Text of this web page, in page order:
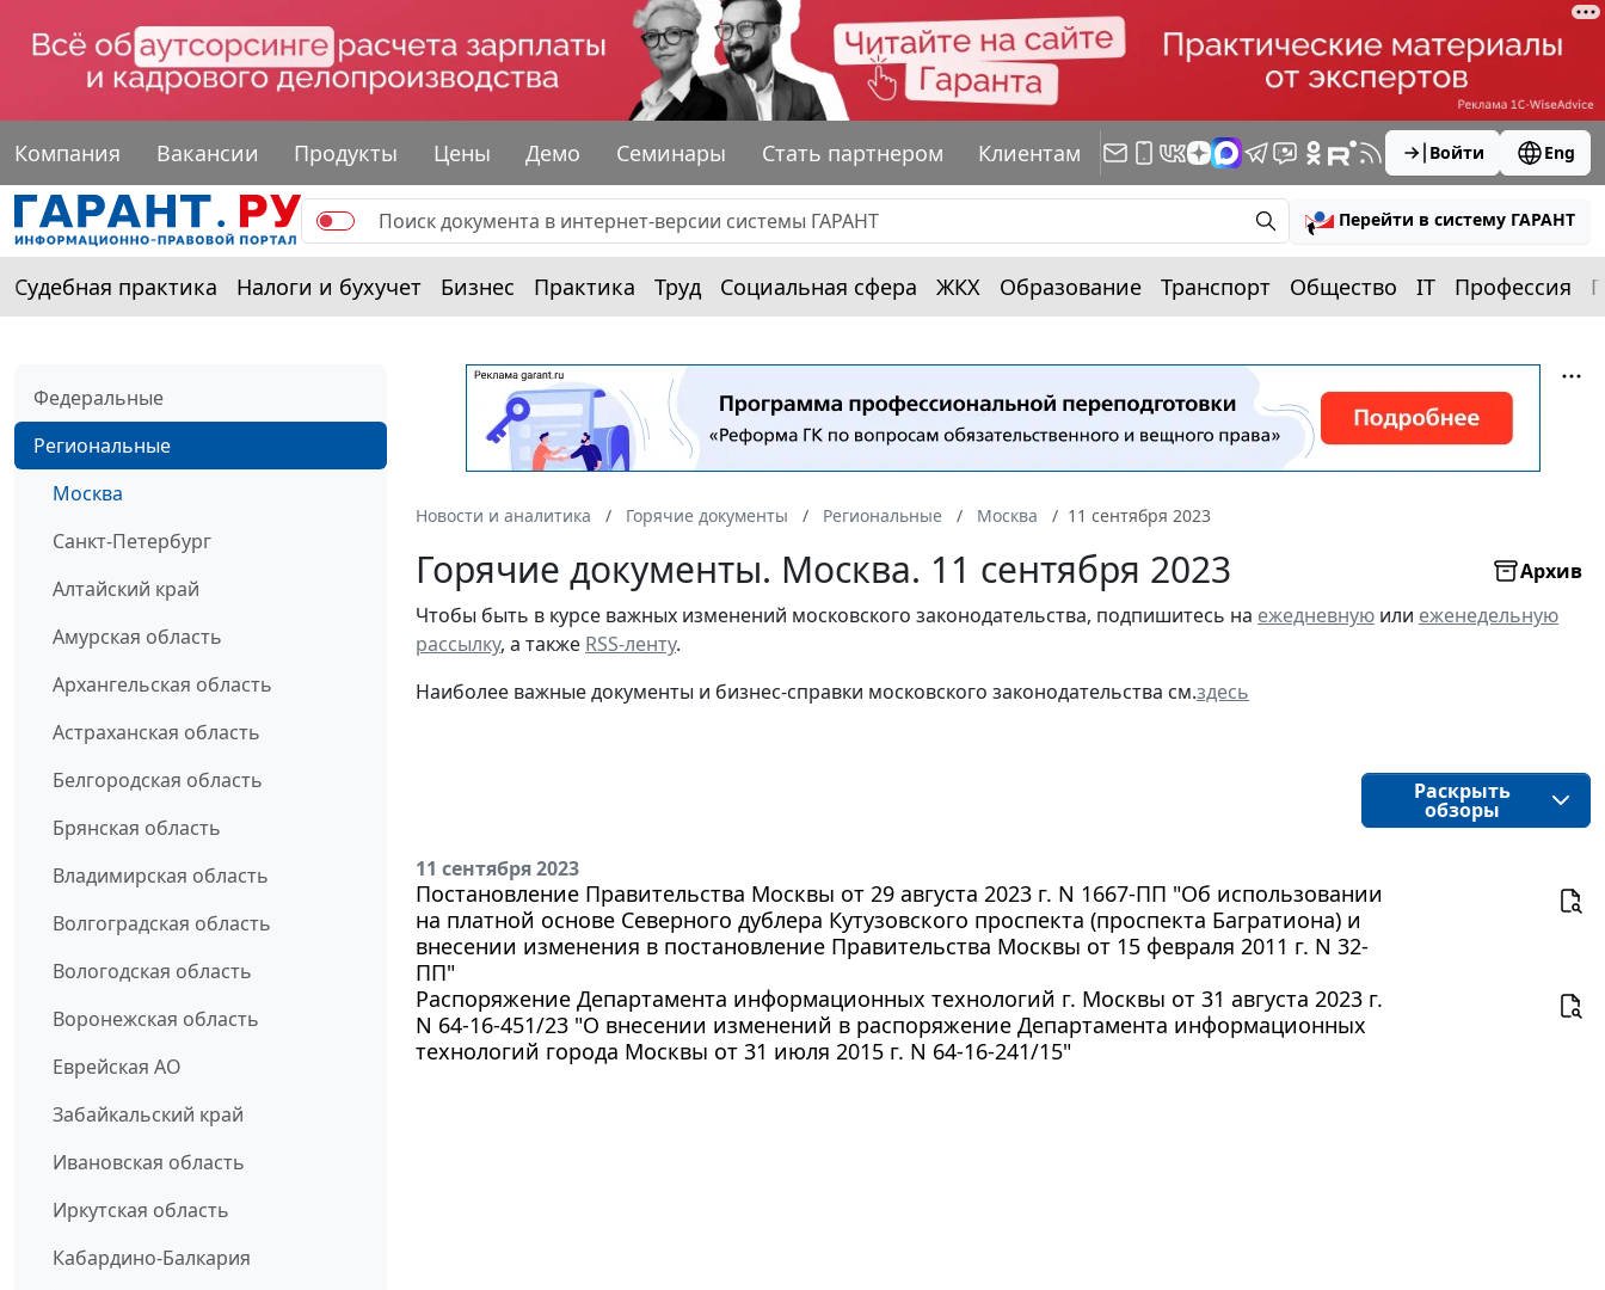
Компания Вакансии Продукты Цены Демо Семинары Стать партнером Клиентам Войти Eng
Перейти в систему ГАРАНТ
Судебная практика Налоги и бухучет Бизнес Практика Труд Социальная сфера ЖКХ Образование Транспорт Общество IT Профессия
Федеральные
Региональные
Москва
Санкт-Петербург
Алтайский край
Амурская область
Архангельская область
Астраханская область
Белгородская область
Брянская область
Владимирская область
Волгоградская область
Вологодская область
Воронежская область
Еврейская АО
Забайкальский край
Ивановская область
Иркутская область
Кабардино-Балкария
Новости и аналитика Горячие документы Региональные Москва 11 сентября 2023
Горячие документы. Москва. 11 сентября 2023
Архив
Чтобы быть в курсе важных изменений московского законодательства, подпишитесь на ежедневную или еженедельную
рассылку, а также RSS-ленту.
Наиболее важные документы и бизнес-справки московского законодательства см.здесь
Раскрыть
обзоры
11 сентября 2023
Постановление Правительства Москвы от 29 августа 2023 г. N 1667-ПП "Об использовании
на платной основе Северного дублера Кутузовского проспекта (проспекта Багратиона) и
внесении изменения в постановление Правительства Москвы от 15 февраля 2011 г. N 32-
ПП"
Распоряжение Департамента информационных технологий г. Москвы от 31 августа 2023 г.
N 64-16-451/23 "О внесении изменений в распоряжение Департамента информационных
технологий города Москвы от 31 июля 2015 г. N 64-16-241/15"